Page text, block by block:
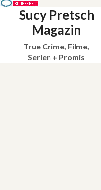
Sucy Pretsch
Magazin
True Crime, Filme,
Serien + Promis